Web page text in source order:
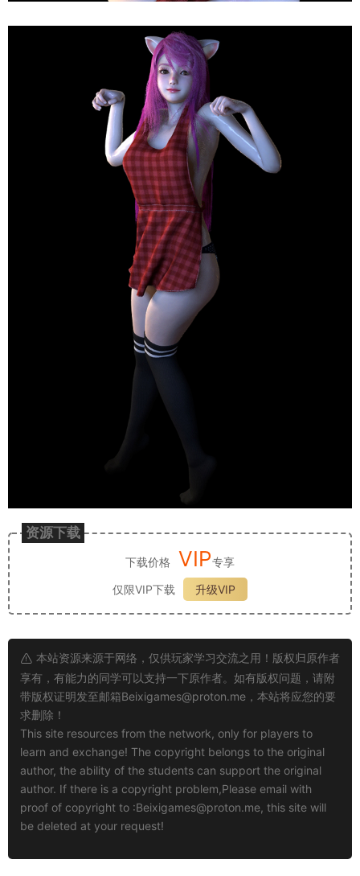
资源下载
下载价格 VIP专享
仅限VIP下载
升级VIP
本站资源来源于网络，仅供玩家学习交流之用！版权归原作者
享有，有能力的同学可以支持一下原作者。如有版权问题，请附
带版权证明发至邮箱Beixigames@proton.me ，本站将应您的要
求删除！
This site resources from the network, only for players to
learn and exchange! The copyright belongs to the original
author, the ability of the students can support the original
author. If there is a copyright problem,Please email with
proof of copyright to :Beixigames@proton.me, this site will
be deleted at your request!